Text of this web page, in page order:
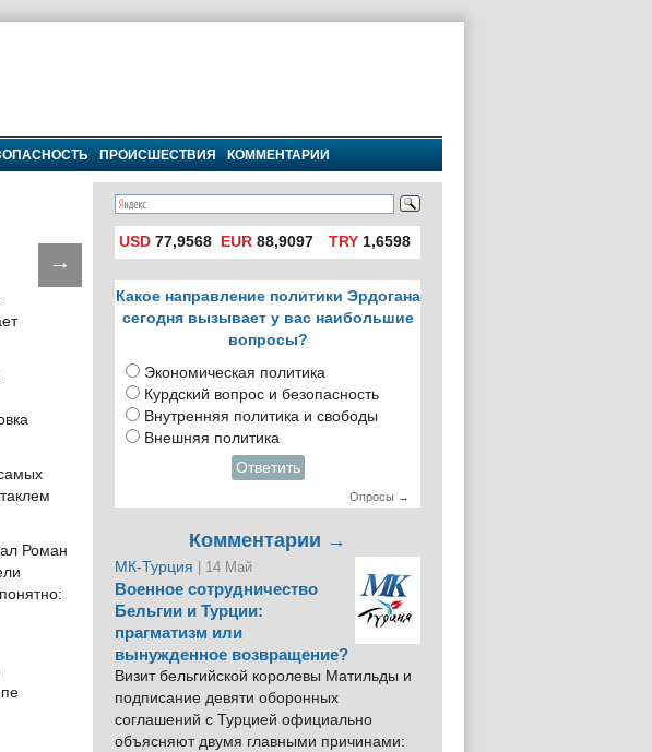
ПРОИСШЕСТВИЯ КОММЕНТАРИИ
→
Роман
USD 77,9568 EUR 88,9097 TRY1,6598
Какое направление политики Эрдогана
сегодня вызывает у вас наибольшие
вопросы?
Экономическая политика
Курдский вопрос и безопасность
Внутренняя политика и свободы
Внешняя политика
Ответить
Опросы →
Комментарии →
МК-Турция | 14 Май
Военное сотрудничество
Бельгии и Турции:
прагматизм или
вынужденное возвращение?
Визит бельгийской королевы Матильды и
подписание девяти оборонных
соглашений с Турцией официально
объясняют двумя главными причинами: